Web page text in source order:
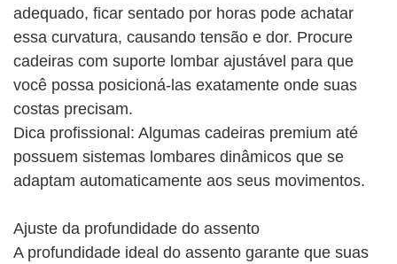
adequado, ficar sentado por horas pode achatar
essa curvatura, causando tensão e dor. Procure
cadeiras com suporte lombar ajustável para que
você possa posicioná-las exatamente onde suas
costas precisam.
Dica profissional: Algumas cadeiras premium até
possuem sistemas lombares dinâmicos que se
adaptam automaticamente aos seus movimentos.
Ajuste da profundidade do assento
A profundidade ideal do assento garante que suas